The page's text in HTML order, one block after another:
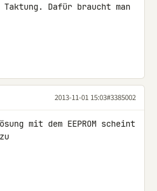
Dafür braucht man
2013-11-01 15:03#3385002
mit dem EEPROM scheint